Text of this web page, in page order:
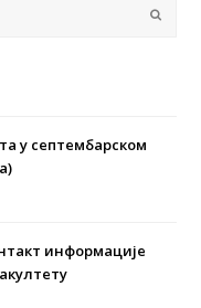
у септембарском
информације